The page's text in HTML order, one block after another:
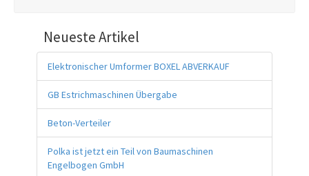
Neueste Artikel
Elektronischer Umformer BOXEL ABVERKAUF
GB Estrichmaschinen Übergabe
Beton-Verteiler
Polka ist jetzt ein Teil von Baumaschinen
Engelbogen GmbH